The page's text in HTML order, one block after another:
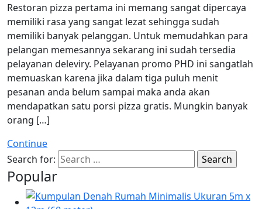
Restoran pizza pertama ini memang sangat dipercaya
memiliki rasa yang sangat lezat sehingga sudah
memiliki banyak pelanggan. Untuk memudahkan para
pelangan memesannya sekarang ini sudah tersedia
pelayanan deleviry. Pelayanan promo PHD ini sangatlah
memuaskan karena jika dalam tiga puluh menit
pesanan anda belum sampai maka anda akan
mendapatkan satu porsi pizza gratis. Mungkin banyak
orang […]
Continue
Search for:
Popular